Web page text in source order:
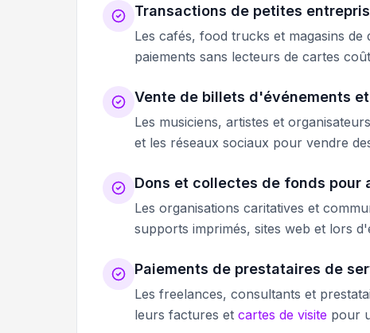
Transactions de petites
Les cafés, food trucks et magasins
paiements sans lecteurs de cartes
Vente de billets d'événements
Les musiciens, artistes et
et les réseaux sociaux pour vendre
Dons et collectes de fonds pour
Les organisations caritatives et
supports imprimés, sites web et lors
Paiements de prestataires de
Les freelances, consultants et
leurs factures et cartes de visite pour